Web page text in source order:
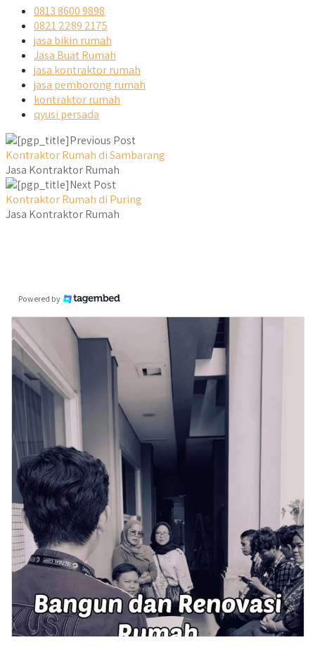
0813 8600 9898
0821 2289 2175
jasa bikin rumah
Jasa Buat Rumah
jasa kontraktor rumah
jasa pemborong rumah
kontraktor rumah
qyusi persada
Previous Post
Kontraktor Rumah di Sambarang
Jasa Kontraktor Rumah
Next Post
Kontraktor Rumah di Puring
Jasa Kontraktor Rumah
Powered by